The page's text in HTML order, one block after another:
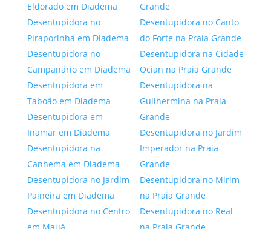
Eldorado em Diadema
Desentupidora no
Piraporinha em Diadema
Desentupidora no
Campanário em Diadema
Desentupidora em
Taboão em Diadema
Desentupidora em
Inamar em Diadema
Desentupidora na
Canhema em Diadema
Desentupidora no Jardim
Paineira em Diadema
Desentupidora no Centro
Grande
Desentupidora no Canto
do Forte na Praia Grande
Desentupidora na Cidade
Ocian na Praia Grande
Desentupidora na
Guilhermina na Praia
Grande
Desentupidora no Jardim
Imperador na Praia
Grande
Desentupidora no Mirim
na Praia Grande
Desentupidora no Real